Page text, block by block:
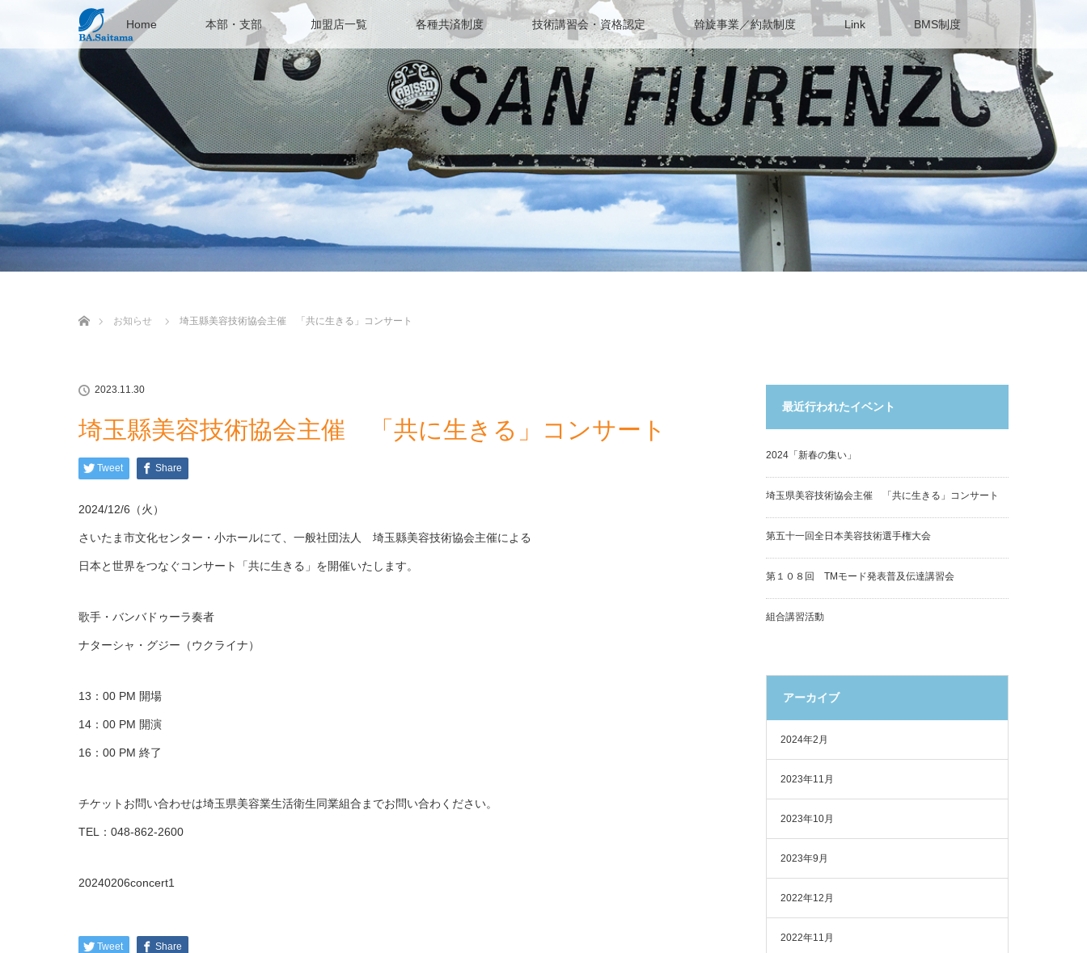
Home 本部・支部 加盟店一覧 各種共済制度 技術講習会・資格認定 斡旋事業／約款制度 Link BMS制度
お知らせ
埼玉縣美容技術協会主催 「共に生きる」コンサート
2023.11.30
埼玉縣美容技術協会主催 「共に生きる」コンサート
Tweet Share
2024/12/6（火）
さいたま市文化センター・小ホールにて、一般社団法人 埼玉縣美容技術協会主催による
日本と世界をつなぐコンサート「共に生きる」を開催いたします。
歌手・バンバドゥーラ奏者
ナターシャ・グジー（ウクライナ）
13：00 PM 開場
14：00 PM 開演
16：00 PM 終了
チケットお問い合わせは埼玉県美容業生活衛生同業組合までお問い合わください。
TEL：048-862-2600
20240206concert1
Tweet Share
最近行われたイベント
2024「新春の集い」
埼玉県美容技術協会主催 「共に生きる」コンサート
第五十一回全日本美容技術選手権大会
第１０８回 TMモード発表普及伝達講習会
組合講習活動
アーカイブ
2024年2月
2023年11月
2023年10月
2023年9月
2022年12月
2022年11月